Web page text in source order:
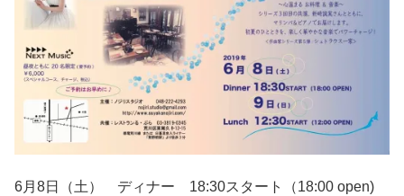
6月8日（土） ディナー 18:30スタート（18:00 open)